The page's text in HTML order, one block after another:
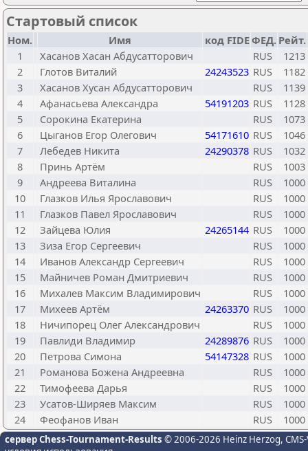
Стартовый список
Ном. Имя код FIDEФЕД. Рейт.
1
Хасанов Хасан Абдусатторович RUS
1213
2
Глотов Виталий 24243523 RUS
1182
3
Хасанов Хусан Абдусатторович RUS
1139
4
Афанасьева Александра 54191203 RUS
1128
5
Сорокина Екатерина RUS
1073
6
Цыганов Егор Олегович 54171610 RUS
1046
7
Лебедев Никита 24290378 RUS
1032
8
Принь Артём RUS
1003
9
Андреева Виталина RUS
1000
10
Глазков Илья Ярославович RUS
1000
11
Глазков Павел Ярославович RUS
1000
12
Зайцева Юлия 24265144 RUS
1000
13
Зиза Егор Сергеевич RUS
1000
14
Иванов Александр Сергеевич RUS
1000
15
Майничев Роман Дмитриевич RUS
1000
16
Михалев Максим Владимирович RUS
1000
17
Михеев Артём 24263370 RUS
1000
18
Ничипорец Олег Александрович RUS
1000
19
Павлиди Владимир 24289876 RUS
1000
20
Петрова Симона 54147328 RUS
1000
21
Романова Божена Андреевна RUS
1000
22
Тимофеева Дарья RUS
1000
23
Усатов-Ширяев Максим RUS
1000
24
Феофанов Иван RUS 1000
сервер Chess-Tournament-Results © 2006-2026 Heinz Herzog,